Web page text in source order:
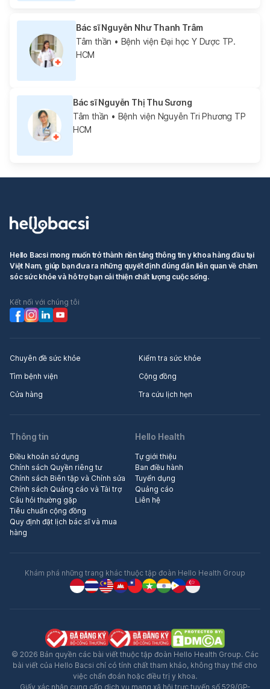
Bác sĩ Nguyễn Như Thanh Trâm
Tâm thần • Bệnh viện Đại học Y Dược TP.
HCM
Bác sĩ Nguyễn Thị Thu Sương
Tâm thần • Bệnh viện Nguyễn Tri Phương TP
HCM
Hello Bacsi mong muốn trở thành nền tảng thông tin y khoa hàng đầu tại
Việt Nam, giúp bạn đưa ra những quyết định đúng đắn liên quan về chăm
sóc sức khỏe và hỗ trợ bạn cải thiện chất lượng cuộc sống.
Kết nối với chúng tôi
Chuyên đề sức khỏe
Kiểm tra sức khỏe
Tìm bệnh viện
Cộng đồng
Cửa hàng
Tra cứu lịch hẹn
Thông tin
Điều khoản sử dụng
Chính sách Quyền riêng tư
Chính sách Biên tập và Chỉnh sửa
Chính sách Quảng cáo và Tài trợ
Câu hỏi thường gặp
Tiêu chuẩn cộng đồng
Quy định đặt lịch bác sĩ và mua
hàng
Hello Health
Tự giới thiệu
Ban điều hành
Tuyển dụng
Quảng cáo
Liên hệ
Khám phá những trang khác thuộc tập đoàn Hello Health Group
© 2026 Bản quyền các bài viết thuộc tập đoàn Hello Health Group. Các
bài viết của Hello Bacsi chỉ có tính chất tham khảo, không thay thế cho
việc chẩn đoán hoặc điều trị y khoa.
Giấy xác nhận cung cấp dịch vụ mạng xã hội trực tuyến số 529/GP-